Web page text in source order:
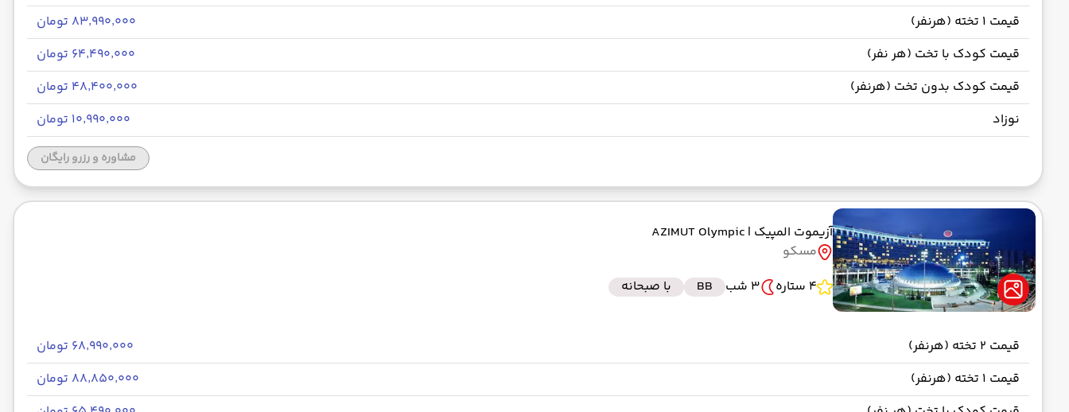
قیمت 1 تخته (هرنفر)
۸۳٬۹۹۰٬۰۰۰ تومان
قیمت کودک با تخت (هر نفر)
۶۴٬۴۹۰٬۰۰۰ تومان
قیمت کودک بدون تخت (هرنفر)
۴۸٬۴۰۰٬۰۰۰ تومان
نوزاد
۱۰٬۹۹۰٬۰۰۰ تومان
مشاوره و رزرو رایگان
آزیموت المپیک | AZIMUT Olympic
مسکو
4 ستاره
3 شب BB با صبحانه
قیمت 2 تخته (هرنفر)
۶۸٬۹۹۰٬۰۰۰ تومان
قیمت 1 تخته (هرنفر)
۸۸٬۸۵۰٬۰۰۰ تومان